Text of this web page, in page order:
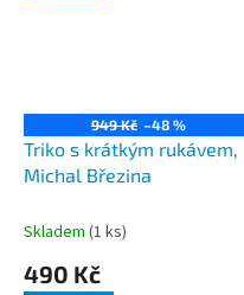
949 Kč –48 %
Triko s krátkým rukávem,
Michal Březina
Skladem (1 ks)
490 Kč